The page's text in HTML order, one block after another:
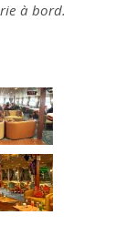
à bord.